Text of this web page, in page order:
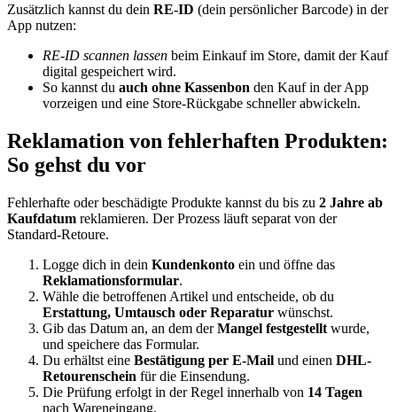
Zusätzlich kannst du dein RE-ID (dein persönlicher Barcode) in der
App nutzen:
RE-ID scannen lassen beim Einkauf im Store, damit der Kauf
digital gespeichert wird.
So kannst du auch ohne Kassenbon den Kauf in der App
vorzeigen und eine Store-Rückgabe schneller abwickeln.
Reklamation von fehlerhaften Produkten:
So gehst du vor
Fehlerhafte oder beschädigte Produkte kannst du bis zu 2 Jahre ab
Kaufdatum reklamieren. Der Prozess läuft separat von der
Standard-Retoure.
Logge dich in dein Kundenkonto ein und öffne das
Reklamationsformular.
Wähle die betroffenen Artikel und entscheide, ob du
Erstattung, Umtausch oder Reparatur wünschst.
Gib das Datum an, an dem derMangel festgestellt wurde,
und speichere das Formular.
Du erhältst eine Bestätigung per E-Mail und einen DHL-
Retourenschein für die Einsendung.
Die Prüfung erfolgt in der Regel innerhalb von 14 Tagen
nach Wareneingang.